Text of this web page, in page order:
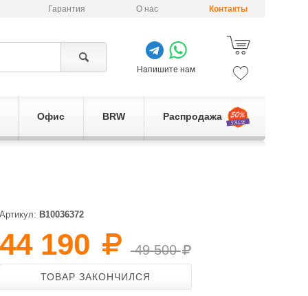
Гарантия О нас Контакты
Напишите нам
Офис BRW Распродажа
Артикул: B10036372
44 190 49 500
ТОВАР ЗАКОНЧИЛСЯ